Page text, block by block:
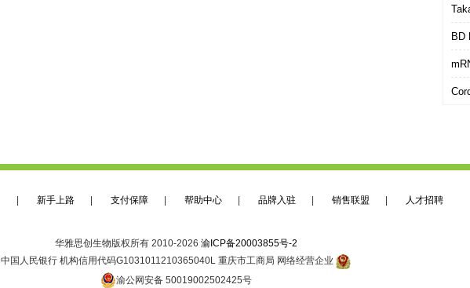
新手上路 支付保障 帮助中心 品牌入驻 销售联盟 人才招聘
华雅思创生物版权所有 2010-2026 渝ICP备20003855号-2
中国人民银行 机构信用代码G1031011210365040L 重庆市工商局 网络经营企业
渝公网安备 50019002502425号